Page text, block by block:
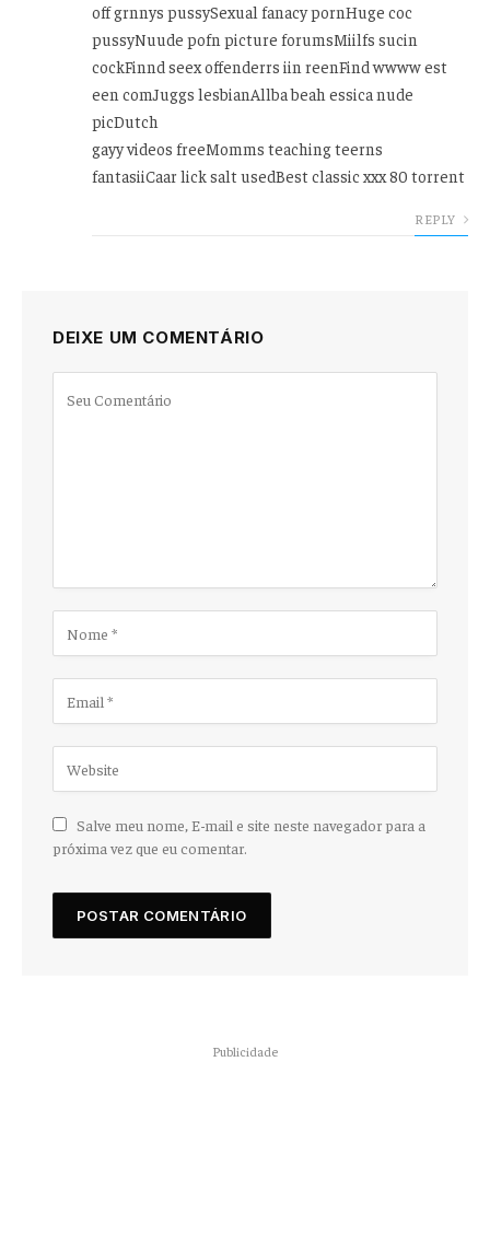
off grnnys pussySexual fanacy pornHuge coc
pussyNuude pofn picture forumsMiilfs sucin
cockFinnd seex offenderrs iin reenFind wwww est
een comJuggs lesbianAllba beah essica nude
picDutch
gayy videos freeMomms teaching teerns
fantasiiCaar lick salt usedBest classic xxx 80 torrent
REPLY
DEIXE UM COMENTÁRIO
Salve meu nome, E-mail e site neste navegador para a
próxima vez que eu comentar.
Publicidade